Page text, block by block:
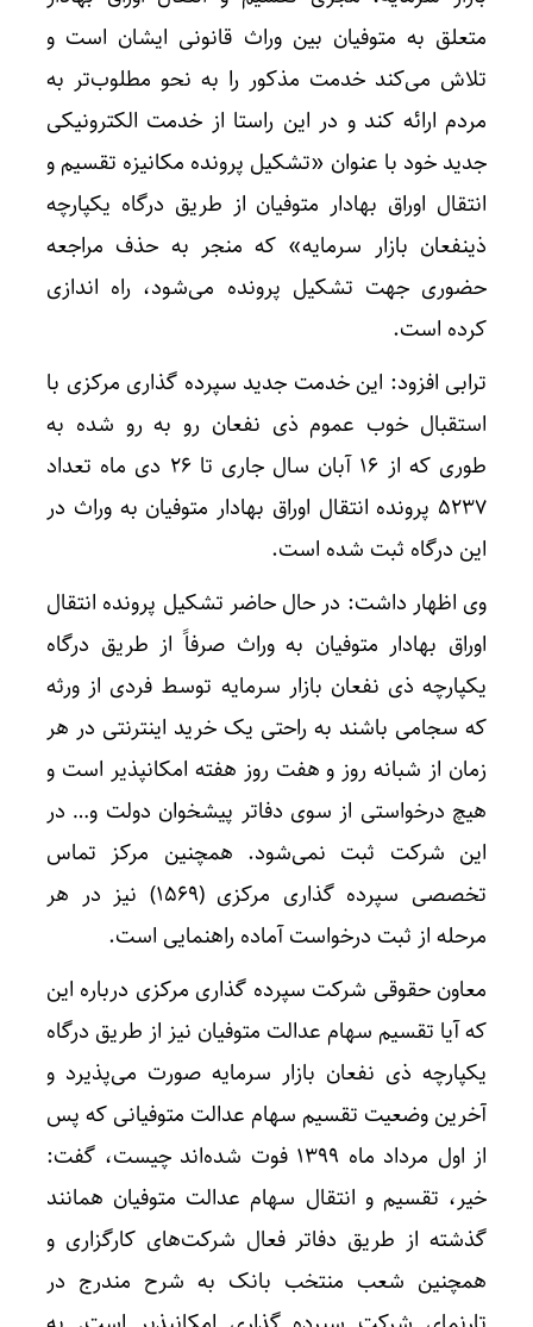
متعلق به متوفیان بین وراث قانونی ایشان است و
تلاش می‌کند خدمت مذکور را به نحو مطلوب‌تر به
مردم ارائه کند و در این راستا از خدمت الکترونیکی
جدید خود با عنوان «تشکیل پرونده مکانیزه تقسیم و
انتقال اوراق بهادار متوفیان از طریق درگاه یکپارچه
ذینفعان بازار سرمایه» که منجر به حذف مراجعه
حضوری جهت تشکیل پرونده می‌شود، راه اندازی
کرده است.
ترابی افزود: این خدمت جدید سپرده گذاری مرکزی با
استقبال خوب عموم ذی نفعان رو به رو شده به
طوری که از ۱۶ آبان سال جاری تا ۲۶ دی ماه تعداد
۵۲۳۷ پرونده انتقال اوراق بهادار متوفیان به وراث در
این درگاه ثبت شده است.
وی اظهار داشت: در حال حاضر تشکیل پرونده انتقال
اوراق بهادار متوفیان به وراث صرفاً از طریق درگاه
یکپارچه ذی نفعان بازار سرمایه توسط فردی از ورثه
که سجامی باشند به راحتی یک خرید اینترنتی در هر
زمان از شبانه روز و هفت روز هفته امکانپذیر است و
هیچ درخواستی از سوی دفاتر پیشخوان دولت و… در
این شرکت ثبت نمی‌شود. همچنین مرکز تماس
تخصصی سپرده گذاری مرکزی (۱۵۶۹) نیز در هر
مرحله از ثبت درخواست آماده راهنمایی است.
معاون حقوقی شرکت سپرده گذاری مرکزی درباره این
که آیا تقسیم سهام عدالت متوفیان نیز از طریق درگاه
یکپارچه ذی نفعان بازار سرمایه صورت می‌پذیرد و
آخرین وضعیت تقسیم سهام عدالت متوفیانی که پس
از اول مرداد ماه ۱۳۹۹ فوت شده‌اند چیست، گفت:
خیر، تقسیم و انتقال سهام عدالت متوفیان همانند
گذشته از طریق دفاتر فعال شرکت‌های کارگزاری و
همچنین شعب منتخب بانک به شرح مندرج در